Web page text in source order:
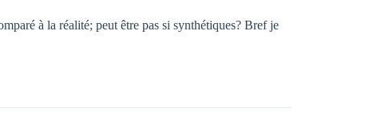
à la réalité; peut être pas si synthétiques? Bref je